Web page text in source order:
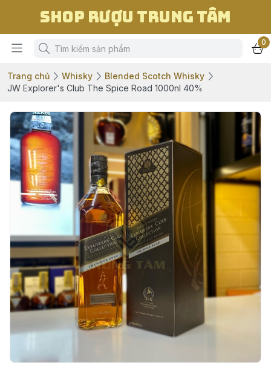
Shop Rượu Trung Tâm
0
Trang chủ Whisky
Blended Scotch Whisky
JW Explorer's Club The Spice Road 1000nl 40%